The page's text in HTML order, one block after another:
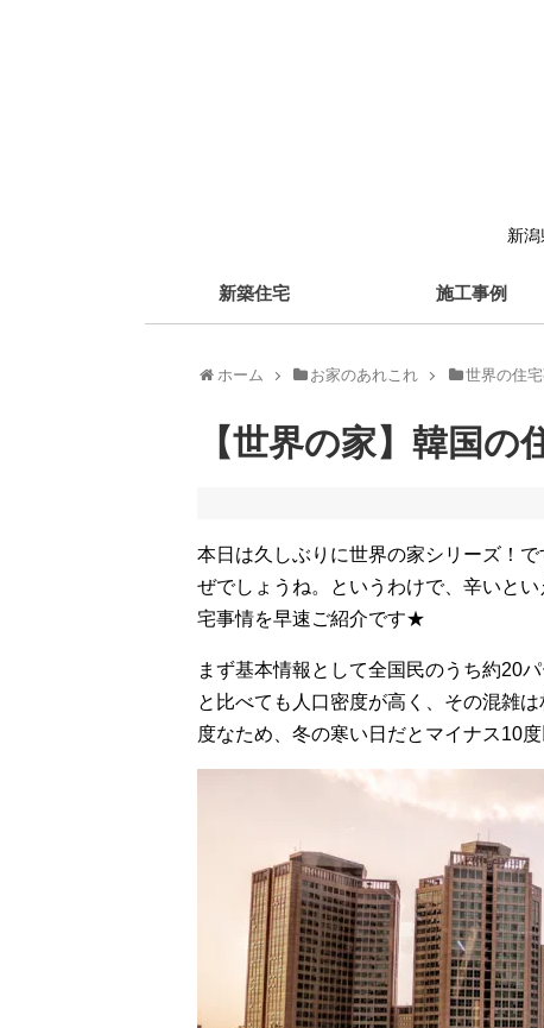
新
新築住宅 施工事例
ホーム お家のあれこれ 世界の住
【世界の家】韓国の
本日は久しぶりに世界の家シリーズ！
ぜでしょうね。というわけで、辛いと
宅事情を早速ご紹介です★
まず基本情報として全国民のうち約20
と比べても人口密度が高く、その混雑
度なため、冬の寒い日だとマイナス10